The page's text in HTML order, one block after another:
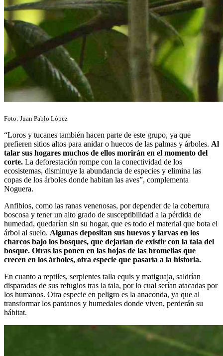
Foto: Juan Pablo López
“Loros y tucanes también hacen parte de este grupo, ya que
prefieren sitios altos para anidar o huecos de las palmas y árboles. Al
talar sus hogares muchos de ellos morirán en el momento del
corte. La deforestación rompe con la conectividad de los
ecosistemas, disminuye la abundancia de especies y elimina las
copas de los árboles donde habitan las aves”, complementa
Noguera.
Anfibios, como las ranas venenosas, por depender de la cobertura
boscosa y tener un alto grado de susceptibilidad a la pérdida de
humedad, quedarían sin su hogar, que es todo el material que bota el
árbol al suelo. Algunas depositan sus huevos y larvas en los
charcos bajo los bosques, que dejarían de existir con la tala del
bosque. Otras las ponen en las hojas de las bromelias que
crecen en los árboles, otra especie que pasaría a la historia.
En cuanto a reptiles, serpientes talla equis y matiguaja, saldrían
disparadas de sus refugios tras la tala, por lo cual serían atacadas por
los humanos. Otra especie en peligro es la anaconda, ya que al
transformar los pantanos y humedales donde viven, perderán su
hábitat.